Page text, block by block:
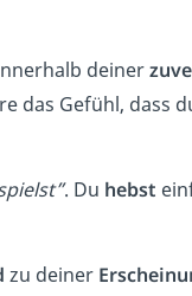
deiner
das Gefühl, dass
. Du hebst
zu deiner